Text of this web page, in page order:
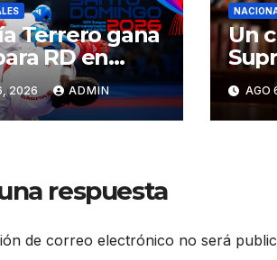
Terrero gana
RD en
kumite -55
Santo
2026
2026 ADMIN
Un
serAGO
respuesta
de correo electrónico no será